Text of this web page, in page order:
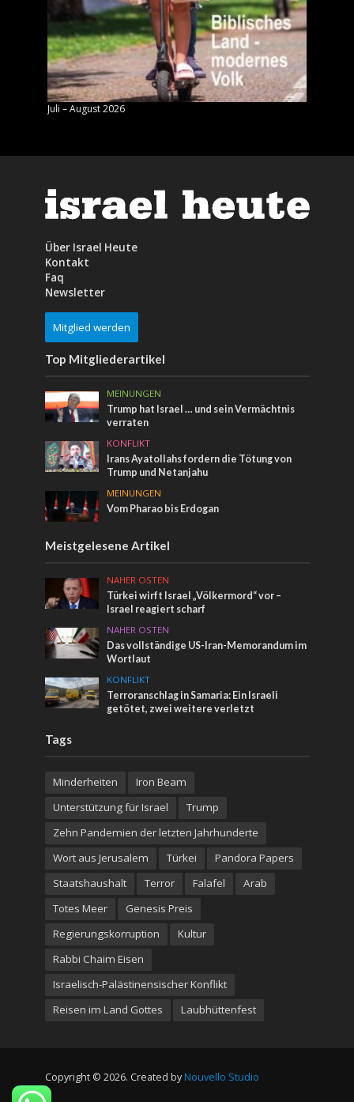
Juli – August 2026
Über Israel Heute
Kontakt
Faq
Newsletter
Mitglied werden
Top Mitgliederartikel
MEINUNGEN
Trump hat Israel … und sein Vermächtnis
verraten
KONFLIKT
Irans Ayatollahs fordern die Tötung von
Trump und Netanjahu
MEINUNGEN
Vom Pharao bis Erdogan
Meistgelesene Artikel
NAHER OSTEN
Türkei wirft Israel „Völkermord“ vor –
Israel reagiert scharf
NAHER OSTEN
Das vollständige US-Iran-Memorandum im
Wortlaut
KONFLIKT
Terroranschlag in Samaria: Ein Israeli
getötet, zwei weitere verletzt
Tags
Minderheiten
Iron Beam
Unterstützung für Israel
Trump
Zehn Pandemien der letzten Jahrhunderte
Wort aus Jerusalem
Türkei
Pandora Papers
Staatshaushalt
Terror Falafel
Arab
Totes Meer
Genesis Preis
Regierungskorruption
Kultur
Rabbi Chaim Eisen
Israelisch-Palästinensischer Konflikt
Reisen im Land Gottes
Laubhüttenfest
Copyright © 2026. Created by Nouvello Studio